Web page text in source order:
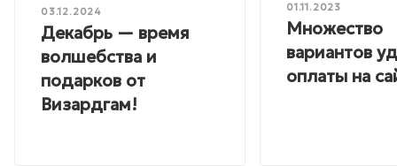
03.12.2024
Декабрь — время
волшебства и
подарков от
Визардгам!
01.11.2023
Множество
вариантов
оплаты на